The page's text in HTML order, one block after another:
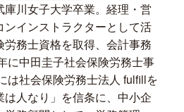
川女子大学卒業。経理・営
インストラクターとして活
務士資格を取得、会計事務
に中田圭子社会保険労務士事
は社会保険労務士法人 fulfillを
人なり」を信条に、中小企